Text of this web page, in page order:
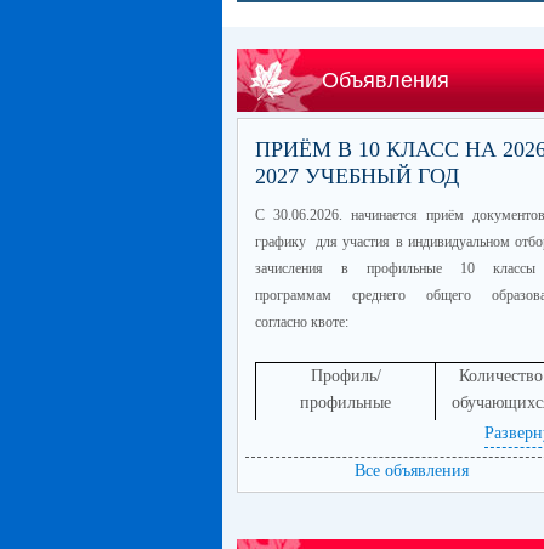
Объявления
ПРИЁМ В 10 КЛАСС НА
2027 УЧЕБНЫЙ ГОД
С 30.06.2026. начинается приём
графику для участия в индивидуальном
зачисления в профильные 10
программам среднего общего
согласно квоте:
Профиль/
профильные
Количество
информационно-
профиль/
60
Все объявления